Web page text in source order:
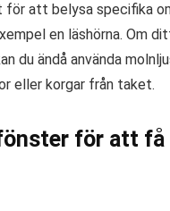
för att belysa specifika
en läshörna. Om
du ändå använda
eller korgar från taket.
för att få